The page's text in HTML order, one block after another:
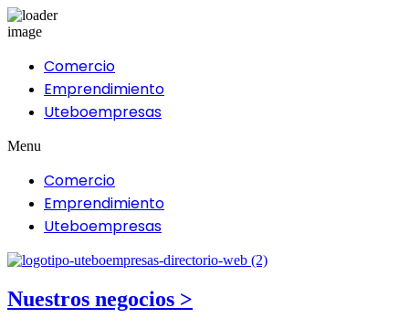
Comercio
Emprendimiento
Uteboempresas
Menu
Comercio
Emprendimiento
Uteboempresas
Nuestros negocios >